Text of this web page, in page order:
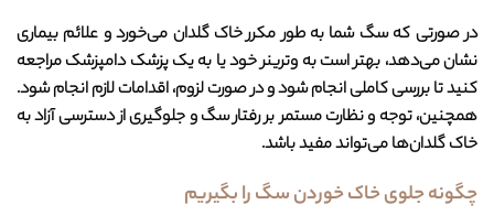
در صورتی که سگ شما به طور مکرر خاک گلدان می‌خورد و علائم بیماری
نشان می‌دهد، بهتر است به وترینر خود یا به یک پزشک دامپزشک مراجعه
کنید تا بررسی کاملی انجام شود و در صورت لزوم، اقدامات لازم انجام شود.
همچنین، توجه و نظارت مستمر بر رفتار سگ و جلوگیری از دسترسی آزاد به
خاک گلدان‌ها می‌تواند مفید باشد.
چگونه جلوی خاک خوردن سگ را بگیریم